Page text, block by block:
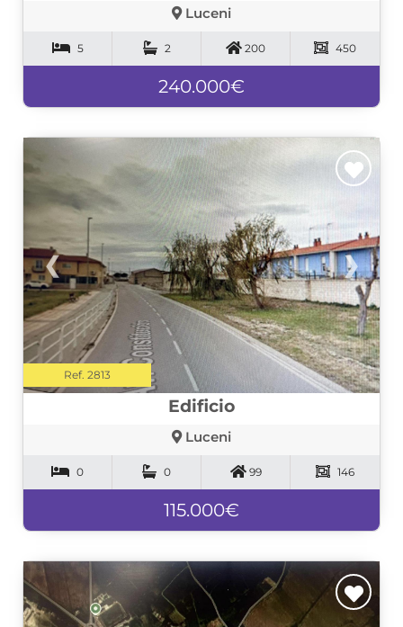
Luceni
5 2 200 450
240.000€
❮ ❯
Ref. 2813
Edificio
Luceni
0 0 99 146
115.000€